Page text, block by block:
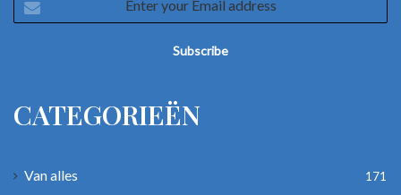
your
CATEGORIEËN
Van alles 171